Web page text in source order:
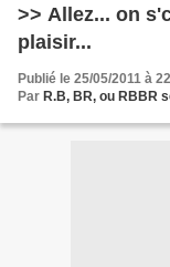
>> Allez... on
plaisir...
Publié le 25/05/2011 à
Par R.B, BR, ou RBBR